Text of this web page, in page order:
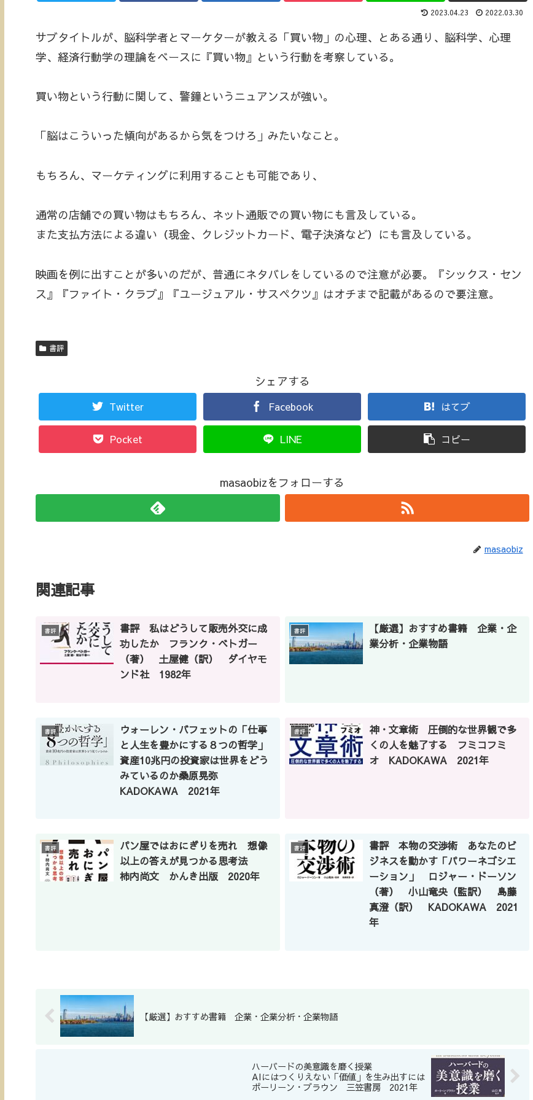
2023.04.23 2022.03.30
サブタイトルが、脳科学者とマーケターが教える「買い物」の心理、とある通り、脳科学、心理
学、経済行動学の理論をベースに『買い物』という行動を考察している。
買い物という行動に関して、警鐘というニュアンスが強い。
「脳はこういった傾向があるから気をつけろ」みたいなこと。
もちろん、マーケティングに利用することも可能であり、
通常の店舗での買い物はもちろん、ネット通販での買い物にも言及している。
また支払方法による違い（現金、クレジットカード、電子決済など）にも言及している。
映画を例に出すことが多いのだが、普通にネタバレをしているので注意が必要。『シックス・セン
ス』『ファイト・クラブ』『ユージュアル・サスペクツ』はオチまで記載があるので要注意。
書評
シェアする
Twitter Facebook はてブ
Pocket LINE コピー
masaobizをフォローする
masaobiz
関連記事
書評
書評 私はどうして販売外交に成
功したか フランク・ベトガー
（著） 土屋健（訳） ダイヤモ
ンド社 1982年
書評
【厳選】おすすめ書籍 企業・企
業分析・企業物語
書評
ウォーレン・バフェットの「仕事
と人生を豊かにする８つの哲学」
資産10兆円の投資家は世界をどう
みているのか桑原晃弥
KADOKAWA 2021年
書評
神・文章術 圧倒的な世界観で多
くの人を魅了する フミコフミ
オ KADOKAWA 2021年
書評
パン屋ではおにぎりを売れ 想像
以上の答えが見つかる思考法
柿内尚文 かんき出版 2020年
書評
書評 本物の交渉術 あなたのビ
ジネスを動かす「パワーネゴシエ
ーション」 ロジャー・ドーソン
（著） 小山竜央（監訳） 島藤
真澄（訳） KADOKAWA 2021
年
【厳選】おすすめ書籍 企業・企業分析・企業物語
ハーバードの美意識を磨く授業
AIにはつくりえない「価値」を生み出すには
ポーリーン・ブラウン 三笠書房 2021年